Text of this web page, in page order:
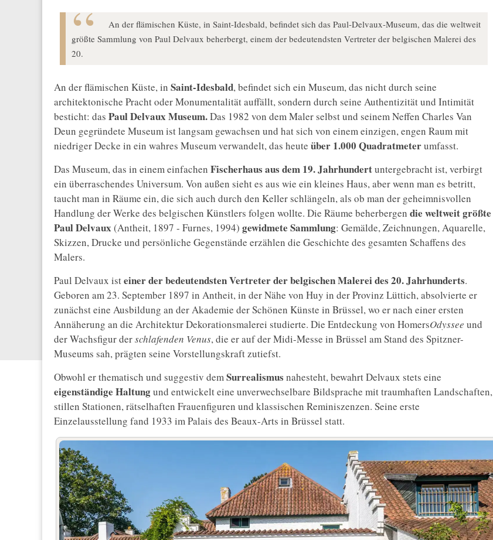
An der flämischen Küste, in Saint-Idesbald, befindet sich das Paul-Delvaux-Museum, das die weltweit
größte Sammlung von Paul Delvaux beherbergt, einem der bedeutendsten Vertreter der belgischen Malerei des
20.
An der flämischen Küste, in Saint-Idesbald, befindet sich ein Museum, das nicht durch seine
architektonische Pracht oder Monumentalität auffällt, sondern durch seine Authentizität und Intimität
besticht: das Paul Delvaux Museum.Das 1982 von dem Maler selbst und seinem Neffen Charles Van
Deun gegründete Museum ist langsam gewachsen und hat sich von einem einzigen, engen Raum mit
niedriger Decke in ein wahres Museum verwandelt, das heute über 1.000 Quadratmeterumfasst.
Das Museum, das in einem einfachen Fischerhaus aus dem 19. Jahrhundertuntergebracht ist, verbirgt
ein überraschendes Universum. Von außen sieht es aus wie ein kleines Haus, aber wenn man es betritt,
taucht man in Räume ein, die sich auch durch den Keller schlängeln, als ob man der geheimnisvollen
Handlung der Werke des belgischen Künstlers folgen wollte. Die Räume beherbergen die weltweit größte
Paul Delvaux (Antheit, 1897 - Furnes, 1994) gewidmete Sammlung: Gemälde, Zeichnungen, Aquarelle,
Skizzen, Drucke und persönliche Gegenstände erzählen die Geschichte des gesamten Schaffens des
Malers.
Paul Delvaux isteiner der bedeutendsten Vertreter der belgischen Malerei des 20. Jahrhunderts.
Geboren am 23. September 1897 in Antheit, in der Nähe von Huy in der Provinz Lüttich, absolvierte er
zunächst eine Ausbildung an der Akademie der Schönen Künste in Brüssel, wo er nach einer ersten
Annäherung an die Architektur Dekorationsmalerei studierte. Die Entdeckung von HomersOdyssee und
der Wachsfigur derschlafenden Venus, die er auf der Midi-Messe in Brüssel am Stand des Spitzner-
Museums sah, prägten seine Vorstellungskraft zutiefst.
Obwohl er thematisch und suggestiv demSurrealismus nahesteht, bewahrt Delvaux stets eine
eigenständige Haltungund entwickelt eine unverwechselbare Bildsprache mit traumhaften Landschaften,
stillen Stationen, rätselhaften Frauenfiguren und klassischen Reminiszenzen. Seine erste
Einzelausstellung fand 1933 im Palais des Beaux-Arts in Brüssel statt.